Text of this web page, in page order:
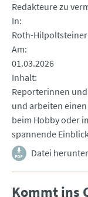
Redakteure zu
In
Roth-
Am
01.03.2026
Inhalt
Reporterinnen
und arbeiten
beim Hobby oder
spannende
Datei
Kommt ins